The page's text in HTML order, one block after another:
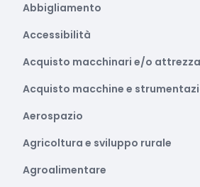
Abbigliamento
Accessibilità
Acquisto macchinari e/o
Acquisto macchine e
Aerospazio
Agricoltura e sviluppo rurale
Agroalimentare